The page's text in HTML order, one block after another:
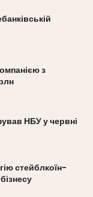
з
НБУ у червні
стейблкоїн-